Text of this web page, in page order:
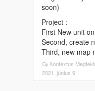
soon)
Project :
First New unit
Second, create
Third, new map
Kontextus
2021. június 9.